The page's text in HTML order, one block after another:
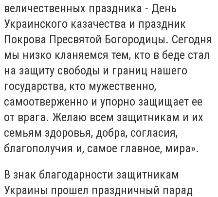
величественных праздника - День
Украинского казачества и праздник
Покрова Пресвятой Богородицы. Сегодня
мы низко кланяемся тем, кто в беде стал
на защиту свободы и границ нашего
государства, кто мужественно,
самоотверженно и упорно защищает ее
от врага. Желаю всем защитникам и их
семьям здоровья, добра, согласия,
благополучия и, самое главное, мира».
В знак благодарности защитникам
Украины прошел праздничный парад